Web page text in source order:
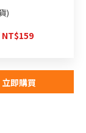
)
NT$159
立即購買